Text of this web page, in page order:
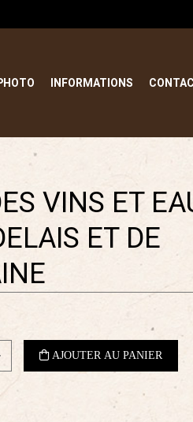
INFORMATIONS
VINS ET
ET DE